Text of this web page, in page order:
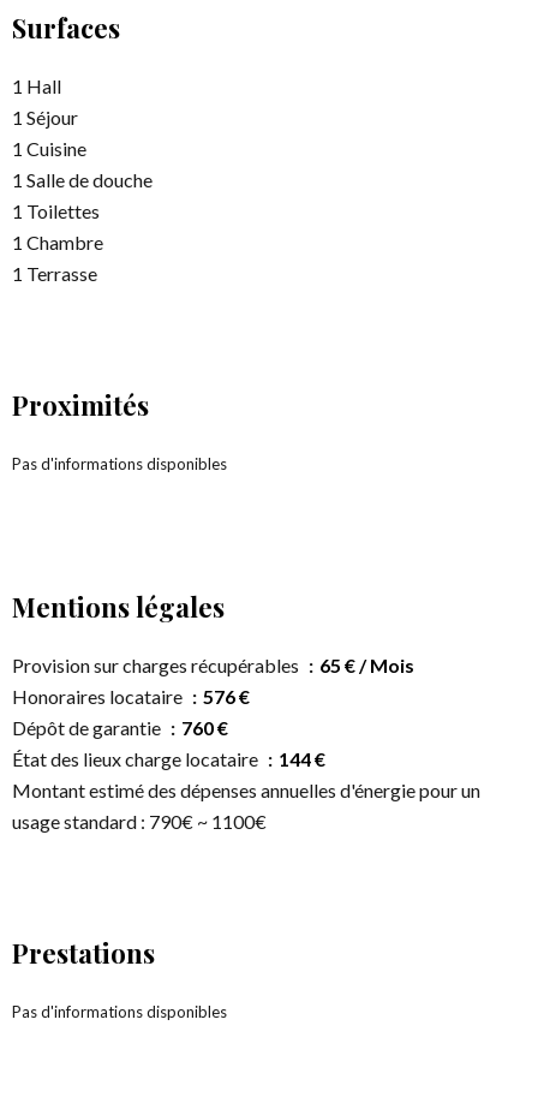
Surfaces
1 Hall
1 Séjour
1 Cuisine
1 Salle de douche
1 Toilettes
1 Chambre
1 Terrasse
Proximités
Pas d'informations disponibles
Mentions légales
Provision sur charges récupérables
65 € / Mois
Honoraires locataire
576 €
Dépôt de garantie
760 €
État des lieux charge locataire
144 €
Montant estimé des dépenses annuelles d'énergie pour un
usage standard : 790€ ~ 1100€
Prestations
Pas d'informations disponibles